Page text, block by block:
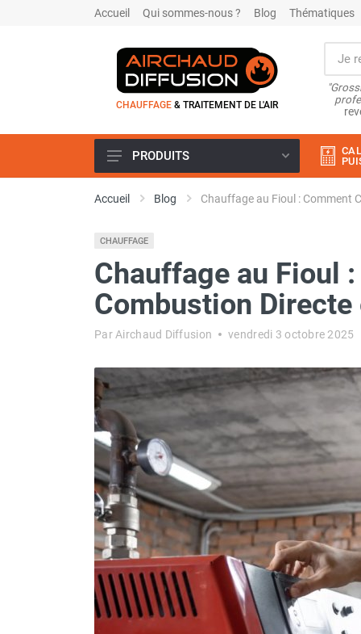
Accueil Qui sommes-nous ? Blog Thématiques
CHAUFFAGE & TRAITEMENT DE L'AIR
Climatiseur
Climatiseur mobile résidentiel et
tertiaire
Climatiseur fixe
Rafraîchisseur d'air
Rafraîchisseur d'air gainable
Brumisateur d'air
Coffret de brumisation
Ventilateur brumisateur
Ventilateur / extracteur d'air mobile
Brasseur d'air
Ventilateur fixe
Ventilateur industriel
Ventilateur de chantier
Ventilateur centrifuge
Ventilateur de sol
Ventilateur sur pied
Ventilateur de bureau
Ventilateur de table
PRODUITS
Accueil Blog Chauffage au Fioul : Comment
CHAUFFAGE
Chauffage au Fioul
Combustion
Par Airchaud Diffusion vendredi 3 octobre 2025